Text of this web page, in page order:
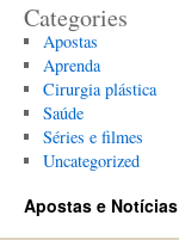
Categories
Apostas
Aprenda
Cirurgia plástica
Saúde
Séries e filmes
Uncategorized
Apostas e Notícias